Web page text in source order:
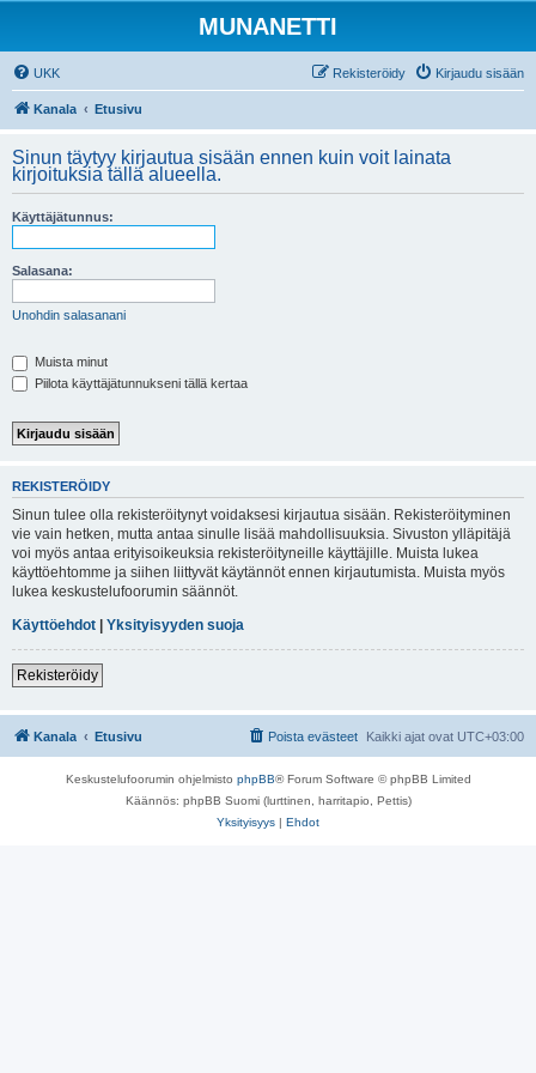
MUNANETTI
UKK Kirjaudu sisään
Rekisteröidy
Kanala Etusivu
Sinun täytyy kirjautua sisään ennen kuin voit lainata
kirjoituksia tällä alueella.
Käyttäjätunnus:
Salasana:
Unohdin salasanani
Muista minut
Piilota käyttäjätunnukseni tällä kertaa
REKISTERÖIDY
Sinun tulee olla rekisteröitynyt voidaksesi kirjautua sisään. Rekisteröityminen
vie vain hetken, mutta antaa sinulle lisää mahdollisuuksia. Sivuston ylläpitäjä
voi myös antaa erityisoikeuksia rekisteröityneille käyttäjille. Muista lukea
käyttöehtomme ja siihen liittyvät käytännöt ennen kirjautumista. Muista myös
lukea keskustelufoorumin säännöt.
Käyttöehdot | Yksityisyyden suoja
Rekisteröidy
Kanala Etusivu Kaikki ajat ovat UTC+03:00
Poista evästeet
Keskustelufoorumin ohjelmisto phpBB® Forum Software © phpBB Limited
Käännös: phpBB Suomi (lurttinen, harritapio, Pettis)
Yksityisyys | Ehdot